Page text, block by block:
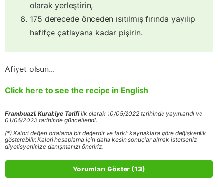
olarak yerleştirin,
175 derecede önceden ısıtılmış fırında yayılıp
hafifçe çatlayana kadar pişirin.
Afiyet olsun...
Click here to see the recipe in English
Frambuazlı Kurabiye Tarifiilk olarak 10/05/2022 tarihinde yayınlandı ve
01/06/2023 tarihinde güncellendi.
(*) Kalori değeri ortalama bir değerdir ve farklı kaynaklara göre değişkenlik
gösterebilir. Kalori hesaplama için daha kesin sonuçlar almak isterseniz
diyetisyeninize danışmanızı öneririz.
Yorumları Göster (13)